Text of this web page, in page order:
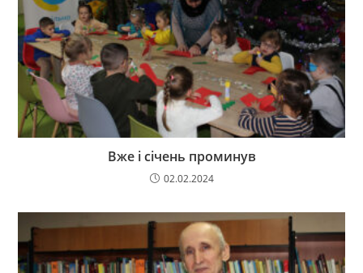
Вже і січень проминув
02.02.2024